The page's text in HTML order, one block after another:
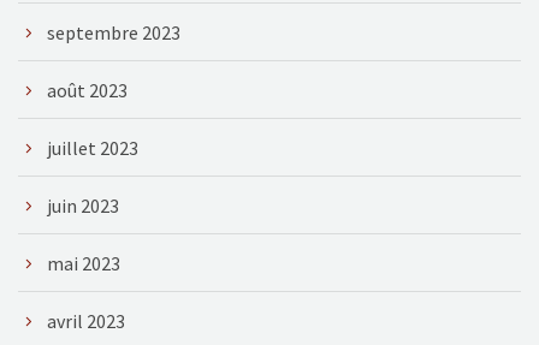
septembre 2023
août 2023
juillet 2023
juin 2023
mai 2023
avril 2023